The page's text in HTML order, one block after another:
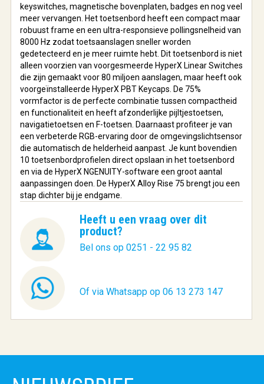
keyswitches, magnetische bovenplaten, badges en nog veel
meer vervangen. Het toetsenbord heeft een compact maar
robuust frame en een ultra-responsieve pollingsnelheid van
8000 Hz zodat toetsaanslagen sneller worden
gedetecteerd en je meer ruimte hebt. Dit toetsenbord is niet
alleen voorzien van voorgesmeerde HyperX Linear Switches
die zijn gemaakt voor 80 miljoen aanslagen, maar heeft ook
voorgeïnstalleerde HyperX PBT Keycaps. De 75%
vormfactor is de perfecte combinatie tussen compactheid
en functionaliteit en heeft afzonderlijke pijltjestoetsen,
navigatietoetsen en F-toetsen. Daarnaast profiteer je van
een verbeterde RGB-ervaring door de omgevingslichtsensor
die automatisch de helderheid aanpast. Je kunt bovendien
10 toetsenbordprofielen direct opslaan in het toetsenbord
en via de HyperX NGENUITY-software een groot aantal
aanpassingen doen. De HyperX Alloy Rise 75 brengt jou een
stap dichter bij je endgame.
Heeft u een vraag over dit
product?
Bel ons op 0251 - 22 95 82
Of via Whatsapp op 06 13 273 147